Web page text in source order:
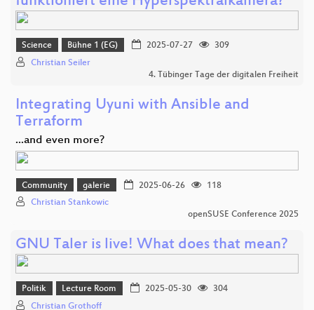
Science Bühne 1 (EG) 2025-07-27
309
Christian Seiler
4. Tübinger Tage der digitalen Freiheit
Integrating Uyuni with Ansible and
Terraform
...and even more?
Community galerie 2025-06-26
118
Christian Stankowic
openSUSE Conference 2025
GNU Taler is live! What does that mean?
Politik Lecture Room 2025-05-30
304
Christian Grothoff